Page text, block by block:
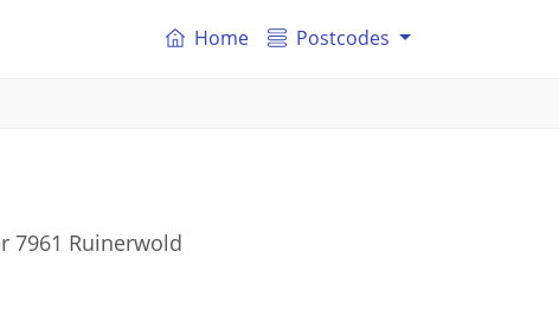
Home Postcodes
7961 Ruinerwold